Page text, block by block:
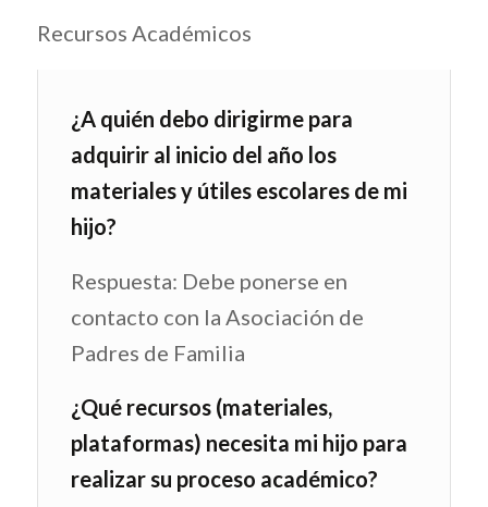
Recursos Académicos
¿A quién debo dirigirme para
adquirir al inicio del año los
materiales y útiles escolares de mi
hijo?
Respuesta: Debe ponerse en
contacto con la Asociación de
Padres de Familia
¿Qué recursos (materiales,
plataformas) necesita mi hijo para
realizar su proceso académico?